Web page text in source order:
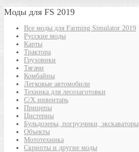
Моды для FS 2019
Все моды для Farming Simulator 2019
Русские моды
Карты
Трактора
Грузовики
Тягачи
Комбайны
Легковые автомобили
Техника для лесозаготовки
С/Х инвентарь
Прицепы
Цистерны
Бульдозеры, погрузчики, экскаваторы
Объекты
Мототехника
Скрипты и другие моды